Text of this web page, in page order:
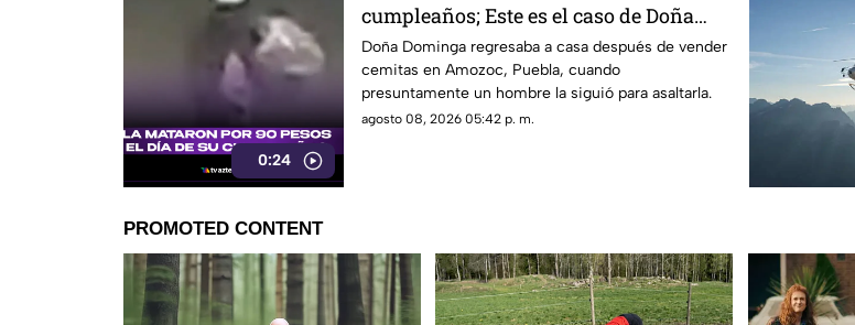
0:24
cumpleaños; Este es el caso de Doña
Dominga
Doña Dominga regresaba a casa después de vender
cemitas en Amozoc, Puebla, cuando
presuntamente un hombre la siguió para asaltarla.
agosto 08, 2026 05:42 p. m.